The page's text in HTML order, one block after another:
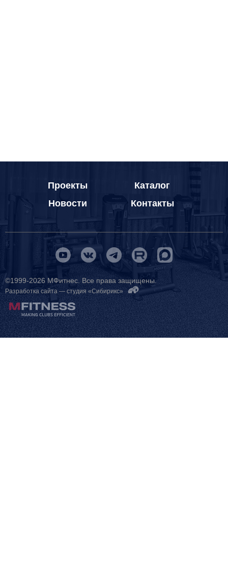
Проекты
Каталог
Новости
Контакты
©1999-2026 МФитнес. Все права защищены.
Разработка сайта — студия «Сибирикс»